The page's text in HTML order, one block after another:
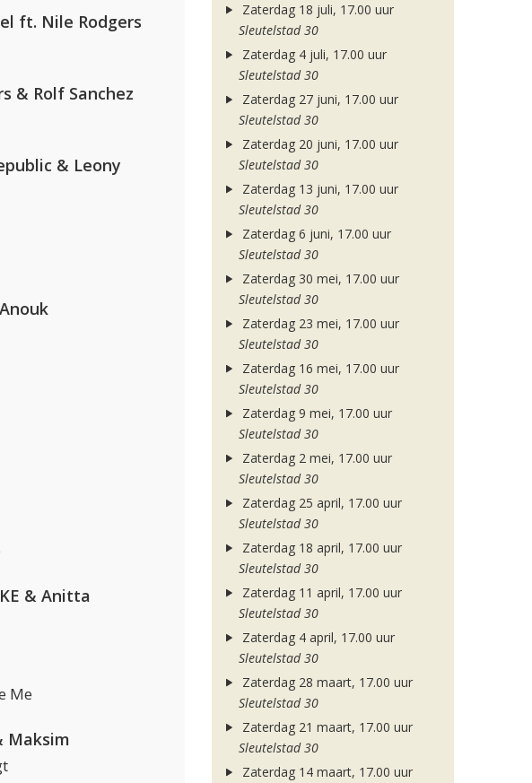
ft. Nile Rodgers
& Rolf Sanchez
& Leony
& Anitta
Me
Maksim
Zaterdag 18 juli, 17.00 uur
Sleutelstad 30
Zaterdag 4 juli, 17.00 uur
Sleutelstad 30
Zaterdag 27 juni, 17.00 uur
Sleutelstad 30
Zaterdag 20 juni, 17.00 uur
Sleutelstad 30
Zaterdag 13 juni, 17.00 uur
Sleutelstad 30
Zaterdag 6 juni, 17.00 uur
Sleutelstad 30
Zaterdag 30 mei, 17.00 uur
Sleutelstad 30
Zaterdag 23 mei, 17.00 uur
Sleutelstad 30
Zaterdag 16 mei, 17.00 uur
Sleutelstad 30
Zaterdag 9 mei, 17.00 uur
Sleutelstad 30
Zaterdag 2 mei, 17.00 uur
Sleutelstad 30
Zaterdag 25 april, 17.00 uur
Sleutelstad 30
Zaterdag 18 april, 17.00 uur
Sleutelstad 30
Zaterdag 11 april, 17.00 uur
Sleutelstad 30
Zaterdag 4 april, 17.00 uur
Sleutelstad 30
Zaterdag 28 maart, 17.00 uur
Sleutelstad 30
Zaterdag 21 maart, 17.00 uur
Sleutelstad 30
Zaterdag 14 maart, 17.00 uur